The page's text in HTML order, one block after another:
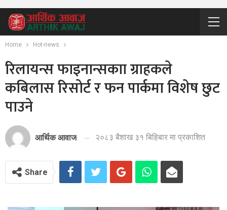
Home Hot-news
रिलायन्स फाइनान्सकाा ग्राहकले
कबिलास रिसोर्ट र फन पार्कमा विशेष छुट
पाउने
आर्थिक आवाज २०८३ बैशाख ३१ बिहिबार मा प्रकाशित
Share